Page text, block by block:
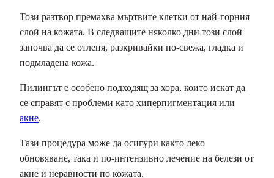
Този разтвор премахва мъртвите клетки от най-горния
слой на кожата. В следващите няколко дни този слой
започва да се отлепя, разкривайки по-свежа, гладка и
подмладена кожа.
Пилингът е особено подходящ за хора, които искат да
се справят с проблеми като хиперпигментация или
акне.
Тази процедура може да осигури както леко
обновяване, така и по-интензивно лечение на белези от
акне и неравности по кожата.